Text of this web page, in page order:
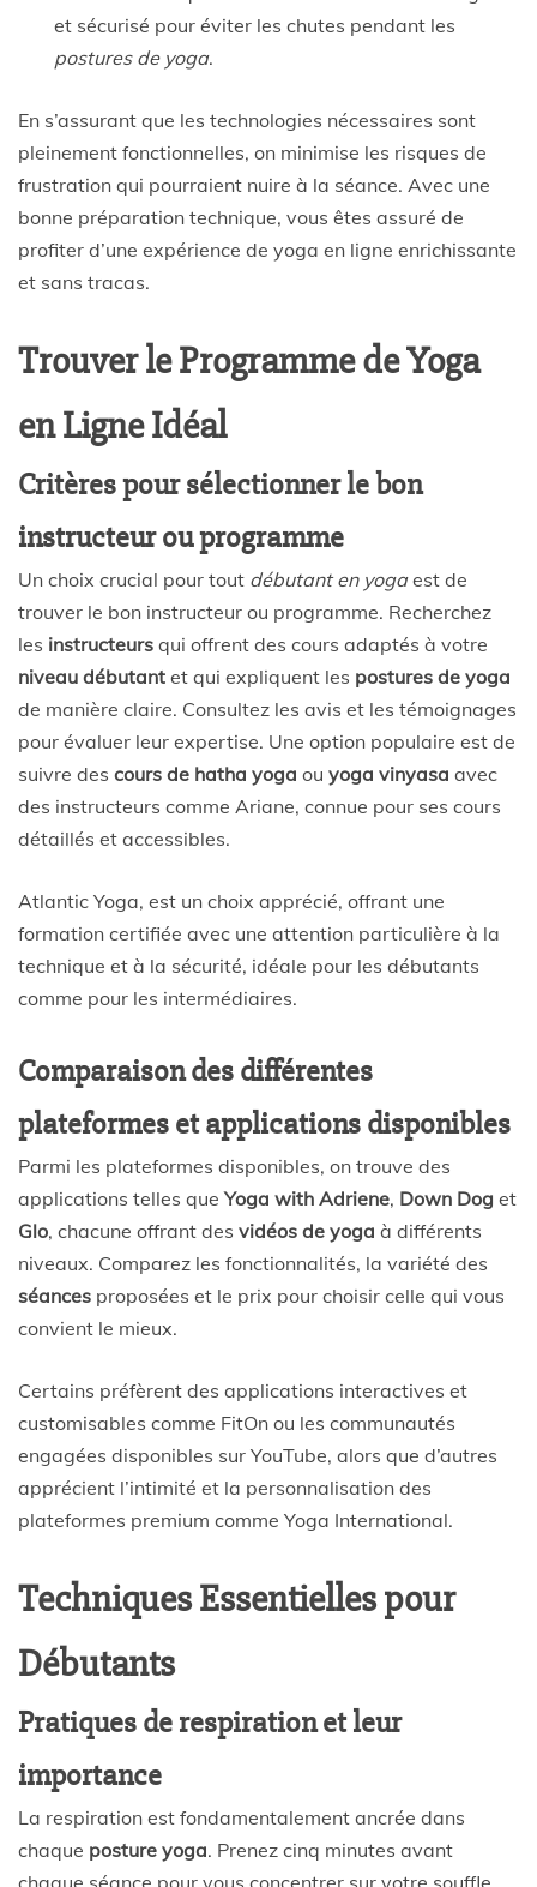
et sécurisé pour éviter les chutes pendant les
postures de yoga.
En s’assurant que les technologies nécessaires sont
pleinement fonctionnelles, on minimise les risques de
frustration qui pourraient nuire à la séance. Avec une
bonne préparation technique, vous êtes assuré de
profiter d’une expérience de yoga en ligne enrichissante
et sans tracas.
Trouver le Programme de Yoga
en Ligne Idéal
Critères pour sélectionner le bon
instructeur ou programme
Un choix crucial pour tout débutant en yogaest de
trouver le bon instructeur ou programme. Recherchez
les instructeurs qui offrent des cours adaptés à votre
niveau débutant et qui expliquent les postures de yoga
de manière claire. Consultez les avis et les témoignages
pour évaluer leur expertise. Une option populaire est de
suivre des cours de hatha yoga ou yoga vinyasa avec
des instructeurs comme Ariane, connue pour ses cours
détaillés et accessibles.
Atlantic Yoga, est un choix apprécié, offrant une
formation certifiée avec une attention particulière à la
technique et à la sécurité, idéale pour les débutants
comme pour les intermédiaires.
Comparaison des différentes
plateformes et applications disponibles
Parmi les plateformes disponibles, on trouve des
applications telles queYoga with Adriene, Down Dog et
Glo, chacune offrant des vidéos de yoga à différents
niveaux. Comparez les fonctionnalités, la variété des
séances proposées et le prix pour choisir celle qui vous
convient le mieux.
Certains préfèrent des applications interactives et
customisables comme FitOn ou les communautés
engagées disponibles sur YouTube, alors que d’autres
apprécient l’intimité et la personnalisation des
plateformes premium comme Yoga International.
Techniques Essentielles pour
Débutants
Pratiques de respiration et leur
importance
La respiration est fondamentalement ancrée dans
chaque posture yoga. Prenez cinq minutes avant